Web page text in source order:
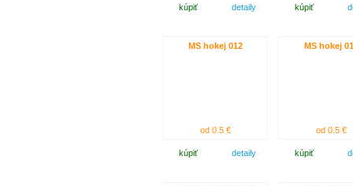
kúpiť detaily kúpiť
MS hokej 012
od 0.5 €
kúpiť detaily
MS hokej
od 0.5 €
kúpiť